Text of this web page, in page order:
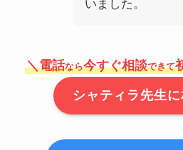
いました。
＼電話なら今すぐ相談できて
シャティラ先生